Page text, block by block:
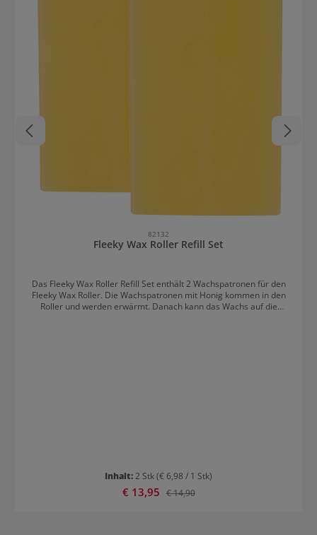
82132
Fleeky Wax Roller Refill Set
Das Fleeky Wax Roller Refill Set enthält 2 Wachspatronen für den
Fleeky Wax Roller. Die Wachspatronen mit Honig kommen in den
Roller und werden erwärmt. Danach kann das Wachs auf die
Inhalt:2 Stk(€ 6,98 / 1 Stk)
Verkaufspreis:
€ 13,95 Regulärer Preis:
€ 14,90